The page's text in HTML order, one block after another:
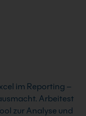
im Reporting –
Arbeitest
zur Analyse und